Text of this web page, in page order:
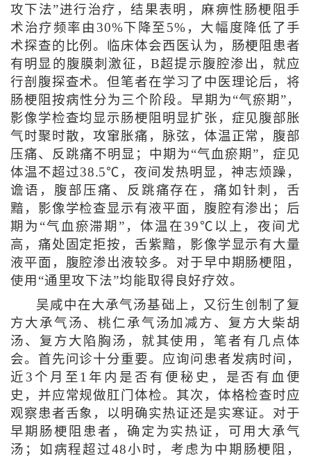
攻下法”进行治疗，结果表明，麻痹性肠梗阻手
术治疗频率由30%下降至5%，大幅度降低了手
术探查的比例。临床体会西医认为，肠梗阻患者
有明显的腹膜刺激征，B超提示腹腔渗出，就应
行剖腹探查术。但笔者在学习了中医理论后，将
肠梗阻按病性分为三个阶段。早期为“气瘀期”，
影像学检查均显示肠梗阻明显扩张，症见腹部胀
气时聚时散，攻窜胀痛，脉弦，体温正常，腹部
压痛、反跳痛不明显；中期为“气血瘀期”，症见
体温不超过38.5℃，夜间发热明显，神志烦躁，
谵语，腹部压痛、反跳痛存在，痛如针刺，舌
黯，影像学检查显示有液平面，腹腔有渗出；后
期为“气血瘀滞期”，体温在39℃以上，夜间尤
高，痛处固定拒按，舌紫黯，影像学显示有大量
液平面，腹腔渗出液较多。对于早中期肠梗阻，
使用“通里攻下法”均能取得良好疗效。
吴咸中在大承气汤基础上，又衍生创制了复
方大承气汤、桃仁承气汤加减方、复方大柴胡
汤、复方大陷胸汤，就其使用，笔者有几点体
会。首先问诊十分重要。应询问患者发病时间，
近3个月至1年内是否有便秘史，是否有血便
史，并应常规做肛门体检。其次，体格检查时应
观察患者舌象，以明确实热证还是实寒证。对于
早期肠梗阻患者，确定为实热证，可用大承气
汤；如病程超过48小时，考虑为中期肠梗阻，